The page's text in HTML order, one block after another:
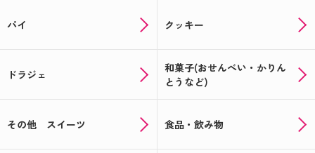
パイ クッキー
ドラジェ
和菓子(おせんべい・かりん
とうなど)
その他 スイーツ 食品・飲み物